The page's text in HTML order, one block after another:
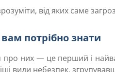
від яких саме
потрібно знати
про них — це перший і
види небезпек,